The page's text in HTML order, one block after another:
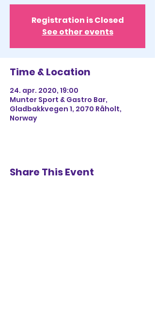
Registration is Closed
See other events
Time & Location
24. apr. 2020, 19:00
Munter Sport & Gastro Bar,
Gladbakkvegen 1, 2070 Råholt,
Norway
Share This Event